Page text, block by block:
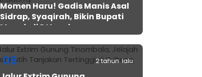
Momen Haru! Gadis Manis Asal
Sidrap, Syaqirah, Bikin Bupati
Mewek di D’Academy​
05 2 tahun lalu